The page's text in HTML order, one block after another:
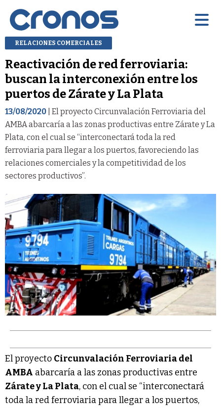
RELACIONES COMERCIALES
Reactivación de red ferroviaria:
buscan la interconexión entre los
puertos de Zárate y La Plata
13/08/2020 | El proyecto Circunvalación Ferroviaria del
AMBA abarcaría a las zonas productivas entre Zárate y La
Plata, con el cual se “interconectará toda la red
ferroviaria para llegar a los puertos, favoreciendo las
relaciones comerciales y la competitividad de los
sectores productivos”.
El proyecto Circunvalación Ferroviaria del
AMBA abarcaría a las zonas productivas entre
Zárate y La Plata, con el cual se “interconectará
toda la red ferroviaria para llegar a los puertos,